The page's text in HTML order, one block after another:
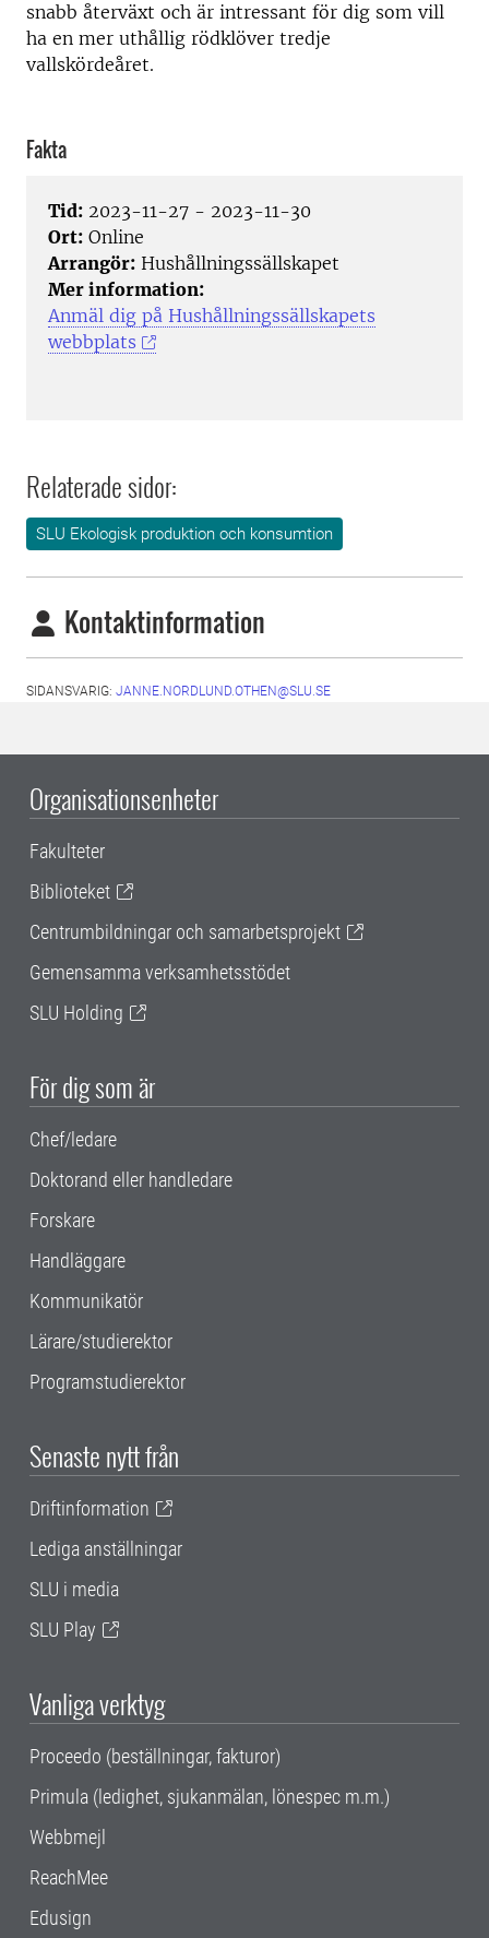
snabb återväxt och är intressant för dig som vill
ha en mer uthållig rödklöver tredje
vallskördeåret.
Fakta
Tid: 2023-11-27 - 2023-11-30
Ort: Online
Arrangör: Hushållningssällskapet
Mer information:
Anmäl dig på Hushållningssällskapets
webbplats
Relaterade sidor:
SLU Ekologisk produktion och konsumtion
Kontaktinformation
SIDANSVARIG: JANNE.NORDLUND.OTHEN@SLU.SE
Organisationsenheter
Fakulteter
Biblioteket
Centrumbildningar och samarbetsprojekt
Gemensamma verksamhetsstödet
SLU Holding
För dig som är
Chef/ledare
Doktorand eller handledare
Forskare
Handläggare
Kommunikatör
Lärare/studierektor
Programstudierektor
Senaste nytt från
Driftinformation
Lediga anställningar
SLU i media
SLU Play
Vanliga verktyg
Proceedo (beställningar, fakturor)
Primula (ledighet, sjukanmälan, lönespec m.m.)
Webbmejl
ReachMee
Edusign